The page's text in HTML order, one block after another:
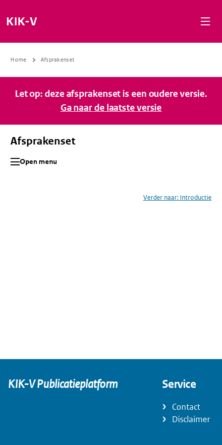
KIK-V
Home Afsprakenset
Let op: deze afsprakenset is een oudere versie.
Ga naar de laatste versie
Afsprakenset
Open menu
Verder naar: Introductie
KIK-V Publicatieplatform Service
Contact
Disclaimer